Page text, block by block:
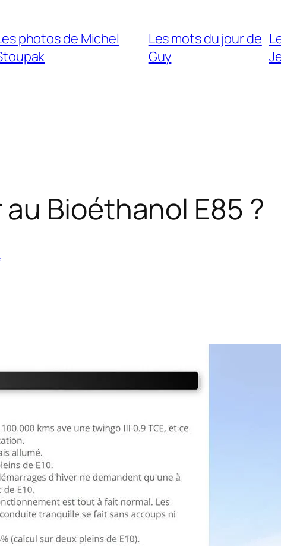
photos de Michel
Les mots du jour de
Guy
Bioéthanol E85 ?